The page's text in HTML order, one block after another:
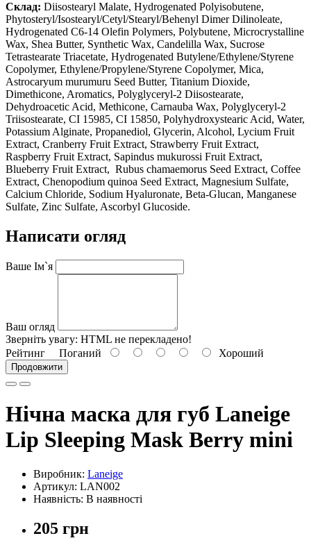
Склад: Diisostearyl Malate, Hydrogenated Polyisobutene,
Phytosteryl/Isostearyl/Cetyl/Stearyl/Behenyl Dimer Dilinoleate,
Hydrogenated C6-14 Olefin Polymers, Polybutene, Microcrystalline
Wax, Shea Butter, Synthetic Wax, Candelilla Wax, Sucrose
Tetrastearate Triacetate, Hydrogenated Butylene/Ethylene/Styrene
Copolymer, Ethylene/Propylene/Styrene Copolymer, Mica,
Astrocaryum murumuru Seed Butter, Titanium Dioxide,
Dimethicone, Aromatics, Polyglyceryl-2 Diisostearate,
Dehydroacetic Acid, Methicone, Carnauba Wax, Polyglyceryl-2
Triisostearate, CI 15985, CI 15850, Polyhydroxystearic Acid, Water,
Potassium Alginate, Propanediol, Glycerin, Alcohol, Lycium Fruit
Extract, Cranberry Fruit Extract, Strawberry Fruit Extract,
Raspberry Fruit Extract, Sapindus mukurossi Fruit Extract,
Blueberry Fruit Extract, Rubus chamaemorus Seed Extract, Coffee
Extract, Chenopodium quinoa Seed Extract, Magnesium Sulfate,
Calcium Chloride, Sodium Hyaluronate, Beta-Glucan, Manganese
Sulfate, Zinc Sulfate, Ascorbyl Glucoside.
Написати огляд
Ваше Ім`я
Ваш огляд
Зверніть увагу: HTML не перекладено!
Рейтинг Поганий Хороший
Продовжити
Нічна маска для губ Laneige
Lip Sleeping Mask Berry mini
Виробник: Laneige
Артикул: LAN002
Наявність: В наявності
205 грн